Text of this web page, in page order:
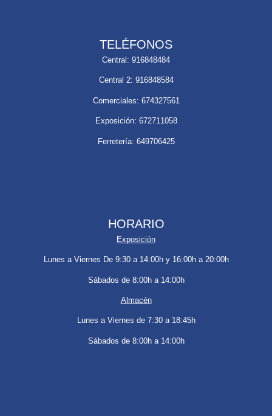
TELÉFONOS
Central: 916848484
Central 2: 916848584
Comerciales: 674327561
Exposición: 672711058
Ferretería: 649706425
HORARIO
Exposición
Lunes a Viernes De 9:30 a 14:00h y 16:00h a 20:00h
Sábados de 8:00h a 14:00h
Almacén
Lunes a Viernes de 7:30 a 18:45h
Sábados de 8:00h a 14:00h